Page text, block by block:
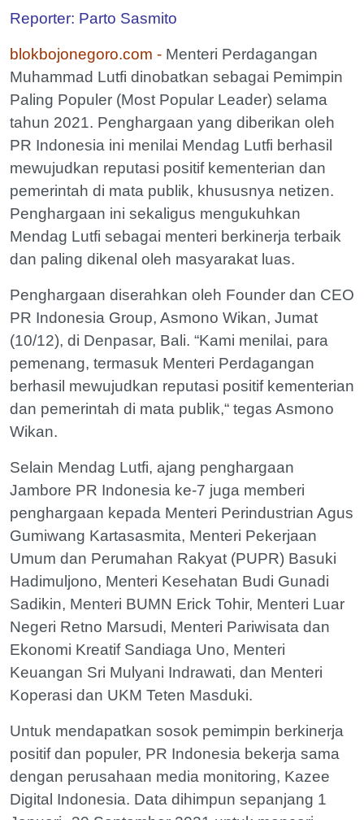
Reporter: Parto Sasmito
blokbojonegoro.com - Menteri Perdagangan
Muhammad Lutfi dinobatkan sebagai Pemimpin
Paling Populer (Most Popular Leader) selama
tahun 2021. Penghargaan yang diberikan oleh
PR Indonesia ini menilai Mendag Lutfi berhasil
mewujudkan reputasi positif kementerian dan
pemerintah di mata publik, khususnya netizen.
Penghargaan ini sekaligus mengukuhkan
Mendag Lutfi sebagai menteri berkinerja terbaik
dan paling dikenal oleh masyarakat luas.
Penghargaan diserahkan oleh Founder dan CEO
PR Indonesia Group, Asmono Wikan, Jumat
(10/12), di Denpasar, Bali. “Kami menilai, para
pemenang, termasuk Menteri Perdagangan
berhasil mewujudkan reputasi positif kementerian
dan pemerintah di mata publik,“ tegas Asmono
Wikan.
Selain Mendag Lutfi, ajang penghargaan
Jambore PR Indonesia ke-7 juga memberi
penghargaan kepada Menteri Perindustrian Agus
Gumiwang Kartasasmita, Menteri Pekerjaan
Umum dan Perumahan Rakyat (PUPR) Basuki
Hadimuljono, Menteri Kesehatan Budi Gunadi
Sadikin, Menteri BUMN Erick Tohir, Menteri Luar
Negeri Retno Marsudi, Menteri Pariwisata dan
Ekonomi Kreatif Sandiaga Uno, Menteri
Keuangan Sri Mulyani Indrawati, dan Menteri
Koperasi dan UKM Teten Masduki.
Untuk mendapatkan sosok pemimpin berkinerja
positif dan populer, PR Indonesia bekerja sama
dengan perusahaan media monitoring, Kazee
Digital Indonesia. Data dihimpun sepanjang 1